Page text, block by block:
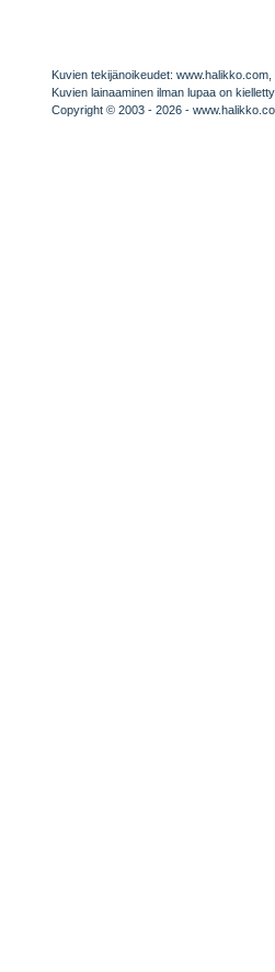
Kuvien tekijänoikeudet:
Kuvien lainaaminen ilman lupaa on
Copyright © 2003 - 2026 -